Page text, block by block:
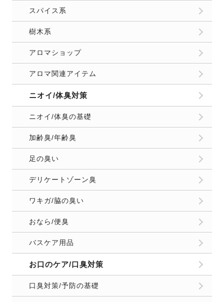
スパイス系
樹木系
アロマショップ
アロマ関連アイテム
ニオイ/体臭対策
ニオイ/体臭の基礎
加齢臭/年齢臭
足の臭い
デリケートゾーン臭
ワキガ/脇の臭い
おなら/便臭
バスケア用品
お口のケア/口臭対策
口臭対策/予防の基礎